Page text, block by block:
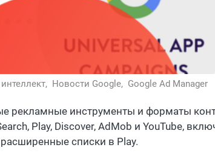
Новости Google, Google Ad Manager
рекламные инструменты и форматы
Play, Discover, AdMob и YouTube,
списки в Play.